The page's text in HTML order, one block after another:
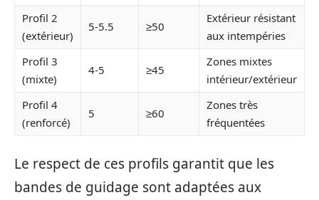
Profil 2
(extérieur)
5-5.5 ≥50
Extérieur résistant
aux intempéries
Profil 3
(mixte)
4-5 ≥45
Zones mixtes
intérieur/extérieur
Profil 4
(renforcé)
5 ≥60
Zones très
fréquentées
Le respect de ces profils garantit que les
bandes de guidage sont adaptées aux